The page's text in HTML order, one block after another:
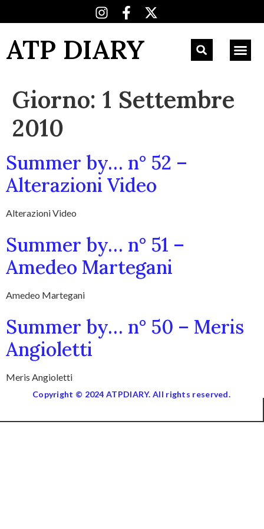
ATP DIARY
Giorno: 1 Settembre
2010
Summer by… n° 52 –
Alterazioni Video
Alterazioni Video
Summer by… n° 51 –
Amedeo Martegani
Amedeo Martegani
Summer by… n° 50 – Meris
Angioletti
Meris Angioletti
Copyright © 2024 ATPDIARY. All rights reserved.